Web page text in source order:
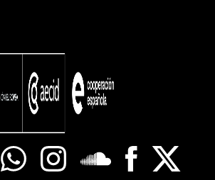
WhatsappInstagramSoundcloreFacebook
X